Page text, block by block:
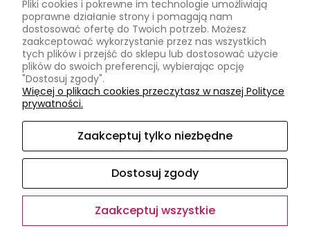
Jak kupować?
Polityka prywatności
O nas
Kontakt
O firmie
Sklep internetowy Shoper.pl
Pliki cookies i pokrewne im technologie umożliwiają
poprawne działanie strony i pomagają nam
dostosować ofertę do Twoich potrzeb. Możesz
zaakceptować wykorzystanie przez nas wszystkich
tych plików i przejść do sklepu lub dostosować użycie
plików do swoich preferencji, wybierając opcję
"Dostosuj zgody".
Więcej o plikach cookies przeczytasz w naszej Polityce
prywatności.
Zaakceptuj tylko niezbędne
Dostosuj zgody
Zaakceptuj wszystkie